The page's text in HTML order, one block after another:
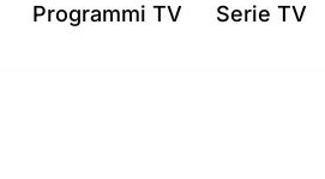
Programmi TV Serie TV